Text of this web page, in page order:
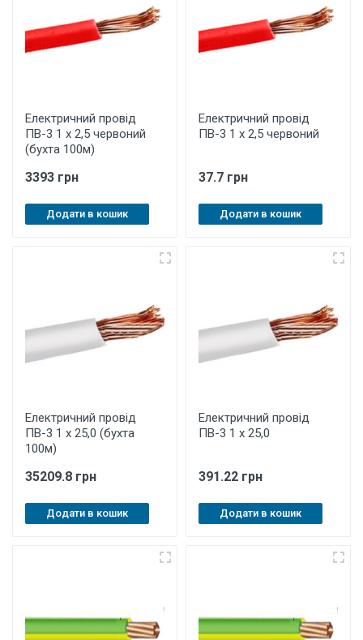
Електричний провід
ПВ-3 1 х 2,5 червоний
(бухта 100м)
3393 грн
Додати в кошик
Електричний провід
ПВ-3 1 х 2,5 червоний
37.7 грн
Додати в кошик
Електричний провід
ПВ-3 1 х 25,0 (бухта
100м)
35209.8 грн
Додати в кошик
Електричний провід
ПВ-3 1 х 25,0
391.22 грн
Додати в кошик